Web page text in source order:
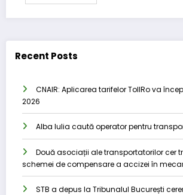
Recent Posts
CNAIR: Aplicarea tarifelor TollRo va
2026
Alba Iulia caută operator pentru
Două asociații ale transportatorilor cer
schemei de compensare a accizei în
STB a depus la Tribunalul București